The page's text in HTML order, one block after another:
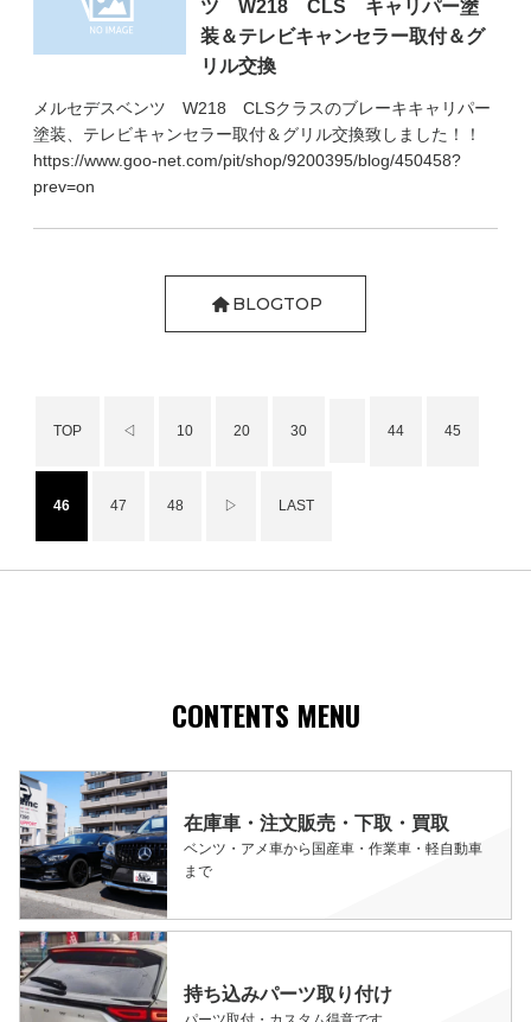
ツ W218 CLS キャリパー塗
装＆テレビキャンセラー取付＆グ
リル交換
メルセデスベンツ W218 CLSクラスのブレーキキャリパー
塗装、テレビキャンセラー取付＆グリル交換致しました！！
https://www.goo-net.com/pit/shop/9200395/blog/450458?
prev=on
BLOGTOP
TOP ◁ 10 20 30 44 45
46 47 48 ▷ LAST
CONTENTS MENU
在庫車・注文販売・下取・買取
ベンツ・アメ車から国産車・作業車・軽自動車
まで
持ち込みパーツ取り付け